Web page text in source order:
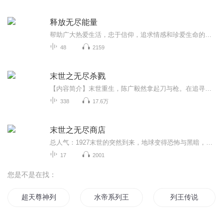
释放无尽能量
48 2159
末世之无尽杀戮
338 17.6万
末世之无尽商店
17 2001
您是不是在找：
超天尊神列传 水帝系列王者归来 列王传说